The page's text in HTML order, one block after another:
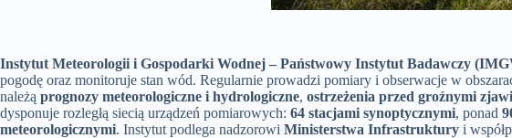
Instytut Meteorologii i Gospodarki Wodnej – Państwowy Instytut Badawczy
pogodę oraz monitoruje stan wód. Regularnie prowadzi pomiary i obserwacje w
należą prognozy meteorologiczne i hydrologiczne, ostrzeżenia przed groźnymi
dysponuje rozległą siecią urządzeń pomiarowych: 64 stacjami synoptycznymi, ponad
meteorologicznymi. Instytut podlega nadzorowi Ministerstwa Infrastruktury i